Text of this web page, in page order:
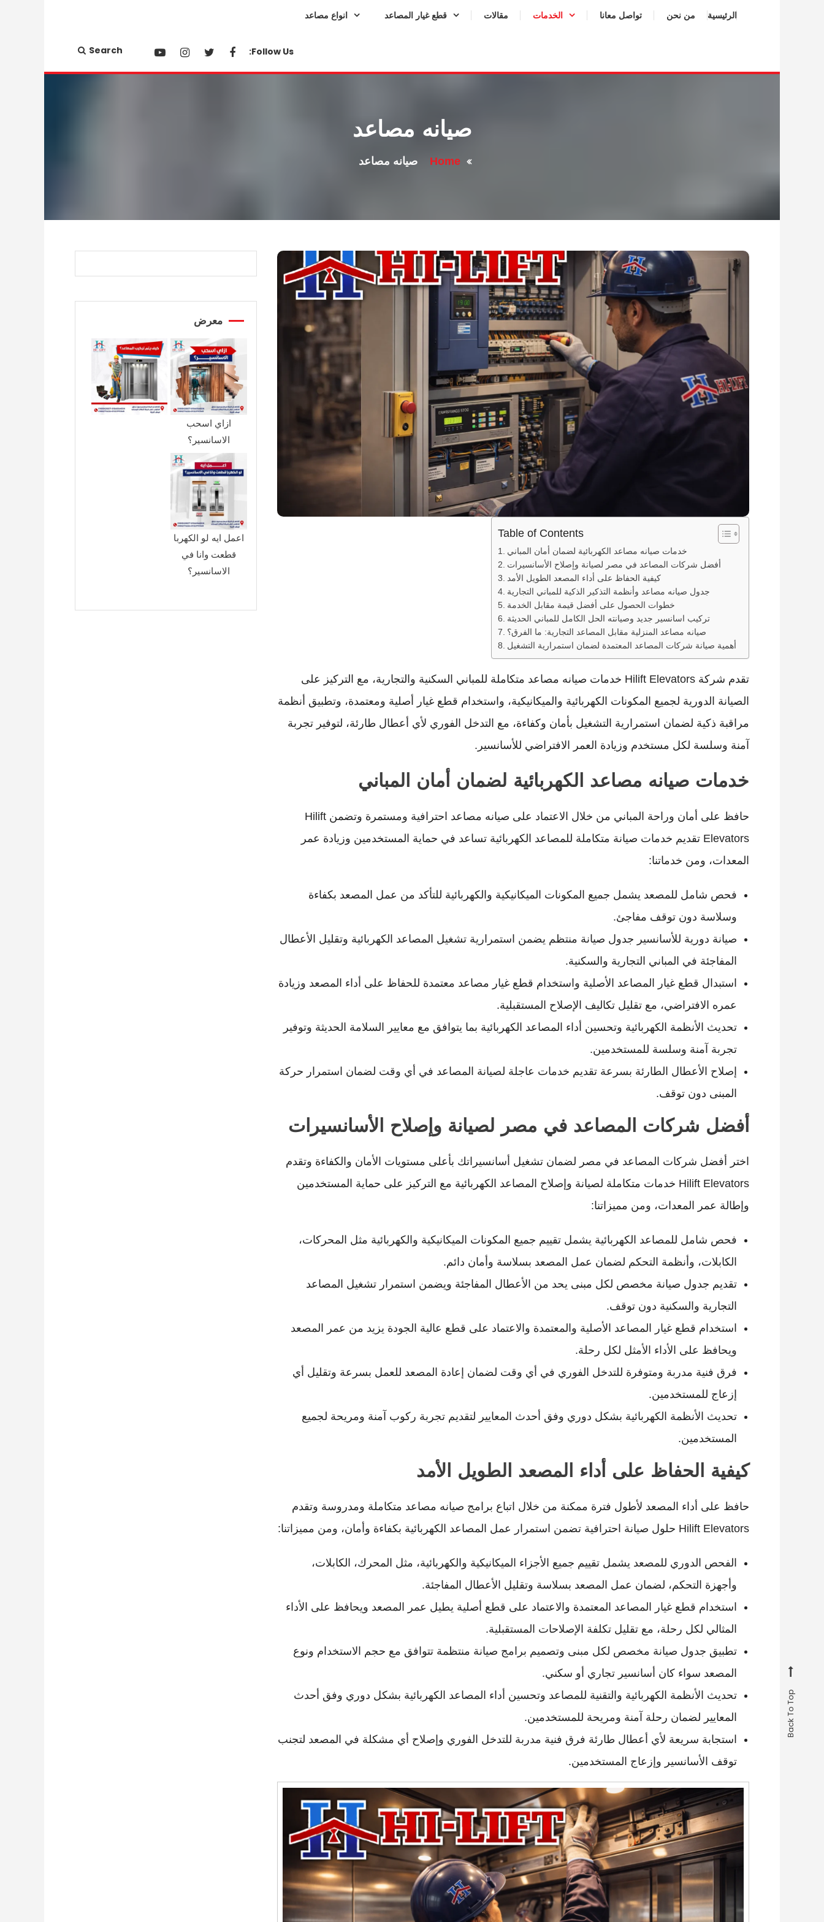
الرئيسية من نحن تواصل معانا الخدمات مقالات قطع غيار المصاعد انواع مصاعد
Follow Us:
Search
صيانه مصاعد
Home صيانه مصاعد
Table of Contents
خدمات صيانه مصاعد الكهربائية لضمان أمان المباني
أفضل شركات المصاعد في مصر لصيانة وإصلاح الأسانسيرات
كيفية الحفاظ على أداء المصعد الطويل الأمد
جدول صيانه مصاعد وأنظمة التذكير الذكية للمباني التجارية
خطوات الحصول على أفضل قيمة مقابل الخدمة
تركيب اسانسير جديد وصيانته الحل الكامل للمباني الحديثة
صيانه مصاعد المنزلية مقابل المصاعد التجارية: ما الفرق؟
أهمية صيانة شركات المصاعد المعتمدة لضمان استمرارية التشغيل
تقدم شركة Hilift Elevators خدمات صيانه مصاعد متكاملة للمباني السكنية والتجارية، مع التركيز على
الصيانة الدورية لجميع المكونات الكهربائية والميكانيكية، واستخدام قطع غيار أصلية ومعتمدة، وتطبيق أنظمة
مراقبة ذكية لضمان استمرارية التشغيل بأمان وكفاءة، مع التدخل الفوري لأي أعطال طارئة، لتوفير تجربة
آمنة وسلسة لكل مستخدم وزيادة العمر الافتراضي للأسانسير.
خدمات صيانه مصاعد الكهربائية لضمان أمان المباني
حافظ على أمان وراحة المباني من خلال الاعتماد على صيانه مصاعد احترافية ومستمرة وتضمن Hilift
Elevators تقديم خدمات صيانة متكاملة للمصاعد الكهربائية تساعد في حماية المستخدمين وزيادة عمر
المعدات، ومن خدماتنا:
فحص شامل للمصعد يشمل جميع المكونات الميكانيكية والكهربائية للتأكد من عمل المصعد بكفاءة
وسلاسة دون توقف مفاجئ.
صيانة دورية للأسانسير جدول صيانة منتظم يضمن استمرارية تشغيل المصاعد الكهربائية وتقليل الأعطال
المفاجئة في المباني التجارية والسكنية.
استبدال قطع غيار المصاعد الأصلية واستخدام قطع غيار مصاعد معتمدة للحفاظ على أداء المصعد وزيادة
عمره الافتراضي، مع تقليل تكاليف الإصلاح المستقبلية.
تحديث الأنظمة الكهربائية وتحسين أداء المصاعد الكهربائية بما يتوافق مع معايير السلامة الحديثة وتوفير
تجربة آمنة وسلسة للمستخدمين.
إصلاح الأعطال الطارئة بسرعة تقديم خدمات عاجلة لصيانة المصاعد في أي وقت لضمان استمرار حركة
المبنى دون توقف.
أفضل شركات المصاعد في مصر لصيانة وإصلاح الأسانسيرات
اختر أفضل شركات المصاعد في مصر لضمان تشغيل أسانسيراتك بأعلى مستويات الأمان والكفاءة وتقدم
Hilift Elevators خدمات متكاملة لصيانة وإصلاح المصاعد الكهربائية مع التركيز على حماية المستخدمين
وإطالة عمر المعدات، ومن مميزاتنا:
فحص شامل للمصاعد الكهربائية يشمل تقييم جميع المكونات الميكانيكية والكهربائية مثل المحركات،
الكابلات، وأنظمة التحكم لضمان عمل المصعد بسلاسة وأمان دائم.
تقديم جدول صيانة مخصص لكل مبنى يحد من الأعطال المفاجئة ويضمن استمرار تشغيل المصاعد
التجارية والسكنية دون توقف.
استخدام قطع غيار المصاعد الأصلية والمعتمدة والاعتماد على قطع عالية الجودة يزيد من عمر المصعد
ويحافظ على الأداء الأمثل لكل رحلة.
فرق فنية مدربة ومتوفرة للتدخل الفوري في أي وقت لضمان إعادة المصعد للعمل بسرعة وتقليل أي
إزعاج للمستخدمين.
تحديث الأنظمة الكهربائية بشكل دوري وفق أحدث المعايير لتقديم تجربة ركوب آمنة ومريحة لجميع
المستخدمين.
كيفية الحفاظ على أداء المصعد الطويل الأمد
حافظ على أداء المصعد لأطول فترة ممكنة من خلال اتباع برامج صيانه مصاعد متكاملة ومدروسة وتقدم
Hilift Elevators حلول صيانة احترافية تضمن استمرار عمل المصاعد الكهربائية بكفاءة وأمان، ومن مميزاتنا:
الفحص الدوري للمصعد يشمل تقييم جميع الأجزاء الميكانيكية والكهربائية، مثل المحرك، الكابلات،
وأجهزة التحكم، لضمان عمل المصعد بسلاسة وتقليل الأعطال المفاجئة.
استخدام قطع غيار المصاعد المعتمدة والاعتماد على قطع أصلية يطيل عمر المصعد ويحافظ على الأداء
المثالي لكل رحلة، مع تقليل تكلفة الإصلاحات المستقبلية.
تطبيق جدول صيانة مخصص لكل مبنى وتصميم برامج صيانة منتظمة تتوافق مع حجم الاستخدام ونوع
المصعد سواء كان أسانسير تجاري أو سكني.
تحديث الأنظمة الكهربائية والتقنية للمصاعد وتحسين أداء المصاعد الكهربائية بشكل دوري وفق أحدث
المعايير لضمان رحلة آمنة ومريحة للمستخدمين.
استجابة سريعة لأي أعطال طارئة فرق فنية مدربة للتدخل الفوري وإصلاح أي مشكلة في المصعد لتجنب
توقف الأسانسير وإزعاج المستخدمين.
معرض
ازاي اسحب
الاسانسير؟
اعمل ايه لو الكهربا
قطعت وانا في
الاسانسير؟
Back To Top